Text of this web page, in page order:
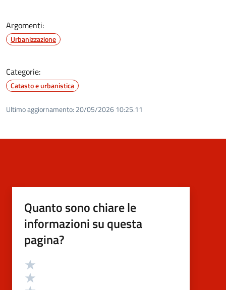
Argomenti:
Urbanizzazione
Categorie:
Catasto e urbanistica
Ultimo aggiornamento: 20/05/2026 10:25.11
Quanto sono chiare le
informazioni su questa
pagina?
Valutazione